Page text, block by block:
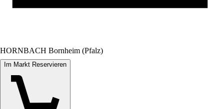
HORNBACH Bornheim (Pfalz)
Im Markt Reservieren